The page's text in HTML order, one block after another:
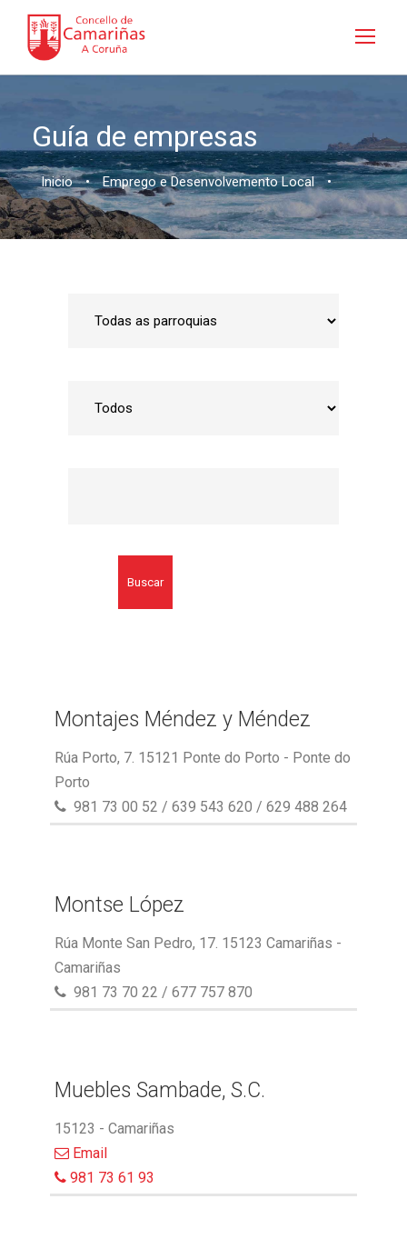
Guía de empresas
Inicio • Emprego e Desenvolvemento Local •
Buscar
Montajes Méndez y Méndez
Rúa Porto, 7. 15121 Ponte do Porto - Ponte do
Porto
981 73 00 52 / 639 543 620 / 629 488 264
Montse López
Rúa Monte San Pedro, 17. 15123 Camariñas -
Camariñas
981 73 70 22 / 677 757 870
Muebles Sambade, S.C.
15123 - Camariñas
Email
981 73 61 93